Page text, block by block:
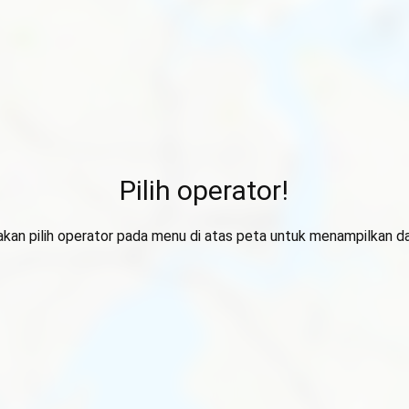
Pilih operator!
pilih operator pada menu di atas peta untuk menampilkan